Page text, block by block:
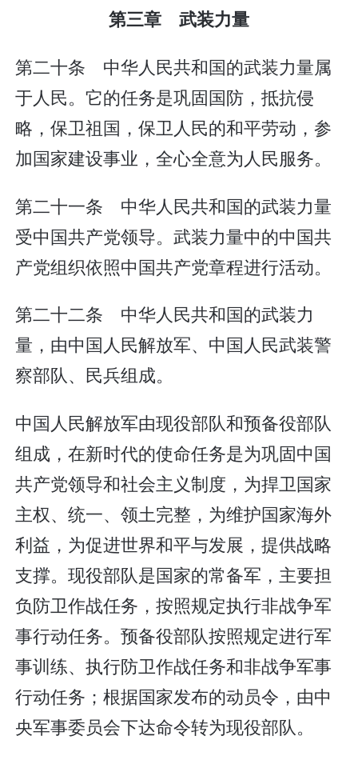
第三章 武装力量
第二十条 中华人民共和国的武装力量属
于人民。它的任务是巩固国防，抵抗侵
略，保卫祖国，保卫人民的和平劳动，参
加国家建设事业，全心全意为人民服务。
第二十一条 中华人民共和国的武装力量
受中国共产党领导。武装力量中的中国共
产党组织依照中国共产党章程进行活动。
第二十二条 中华人民共和国的武装力
量，由中国人民解放军、中国人民武装警
察部队、民兵组成。
中国人民解放军由现役部队和预备役部队
组成，在新时代的使命任务是为巩固中国
共产党领导和社会主义制度，为捍卫国家
主权、统一、领土完整，为维护国家海外
利益，为促进世界和平与发展，提供战略
支撑。现役部队是国家的常备军，主要担
负防卫作战任务，按照规定执行非战争军
事行动任务。预备役部队按照规定进行军
事训练、执行防卫作战任务和非战争军事
行动任务；根据国家发布的动员令，由中
央军事委员会下达命令转为现役部队。